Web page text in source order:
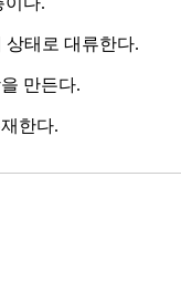
상태로 대류한다.
만든다.
한다.